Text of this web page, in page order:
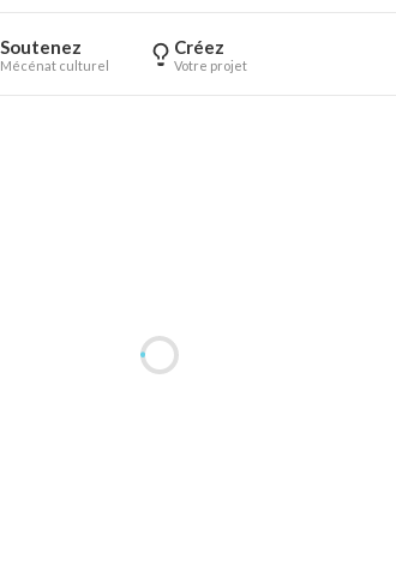
Soutenez
Mécénat culturel
Créez
Votre projet